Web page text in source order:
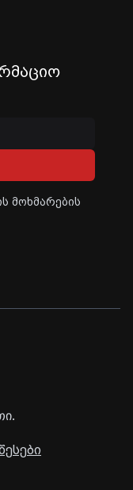
მოხმარების